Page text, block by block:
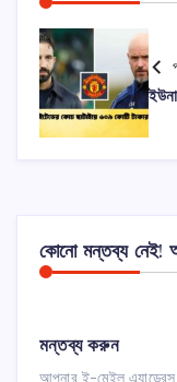
কোনো মন্তব্য নেই!
মন্তব্য করুন
আপনার ই-মেইল এ্যাড্রেস